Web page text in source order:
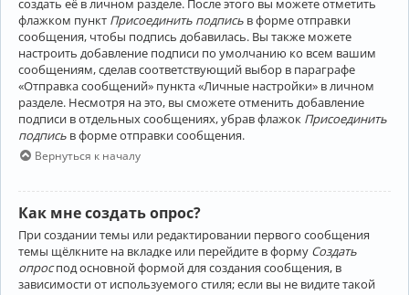
флажком пункт Присоединить подпись в форме отправки
сообщения, чтобы подпись добавилась. Вы также можете
настроить добавление подписи по умолчанию ко всем вашим
сообщениям, сделав соответствующий выбор в параграфе
«Отправка сообщений» пункта «Личные настройки» в личном
разделе. Несмотря на это, вы сможете отменить добавление
подписи в отдельных сообщениях, убрав флажок Присоединить
подпись в форме отправки сообщения.
Вернуться к началу
Как мне создать опрос?
При создании темы или редактировании первого сообщения
темы щёлкните на вкладке или перейдите в форму Создать
опроспод основной формой для создания сообщения, в
зависимости от используемого стиля; если вы не видите такой